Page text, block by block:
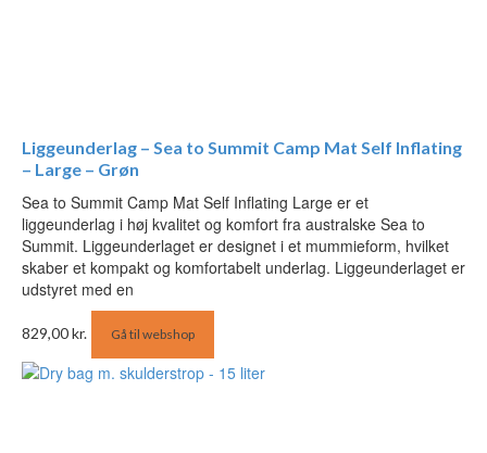
Liggeunderlag – Sea to Summit Camp Mat Self Inflating
– Large – Grøn
Sea to Summit Camp Mat Self Inflating Large er et
liggeunderlag i høj kvalitet og komfort fra australske Sea to
Summit. Liggeunderlaget er designet i et mummieform, hvilket
skaber et kompakt og komfortabelt underlag. Liggeunderlaget er
udstyret med en
829,00kr. Gå til webshop